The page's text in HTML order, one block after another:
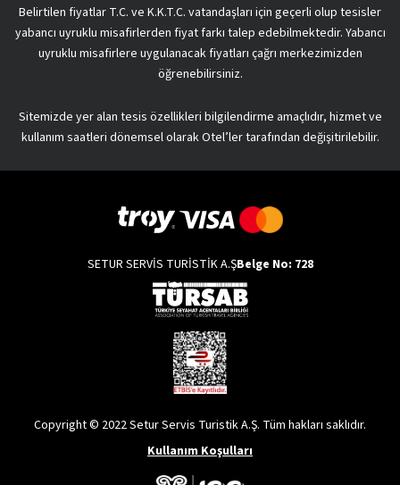
Belirtilen fiyatlar T.C. ve K.K.T.C. vatandaşları için geçerli olup tesisler
yabancı uyruklu misafirlerden fiyat farkı talep edebilmektedir. Yabancı
uyruklu misafirlere uygulanacak fiyatları çağrı merkezimizden
öğrenebilirsiniz.
Sitemizde yer alan tesis özellikleri bilgilendirme amaçlıdır, hizmet ve
kullanım saatleri dönemsel olarak Otel’ler tarafından değişitirilebilir.
SETUR SERVİS TURİSTİK A.ŞBelge No: 728
Copyright © 2022 Setur Servis Turistik A.Ş. Tüm hakları saklıdır.
Kullanım Koşulları